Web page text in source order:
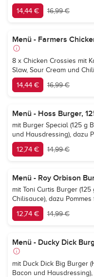
14,44 € 16,99 €
Menü - Farmers
8 x Chicken Crossies mit
Slaw, Sour Cream und
14,44 € 16,99 €
Menü - Hoss Burger,
mit Burger Special (125 g
und Hausdressing), dazu
12,74 € 14,99 €
Menü - Roy Orbison
mit Toni Curtis Burger
Chilisauce), dazu Pommes
12,74 € 14,99 €
Menü - Ducky Dick
mit Duck Dick Big Burger
Bacon und